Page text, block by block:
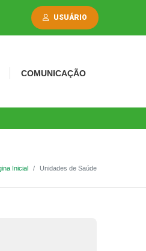
USUÁRIO
COMUNICAÇÃO
Inicial Unidades de Saúde